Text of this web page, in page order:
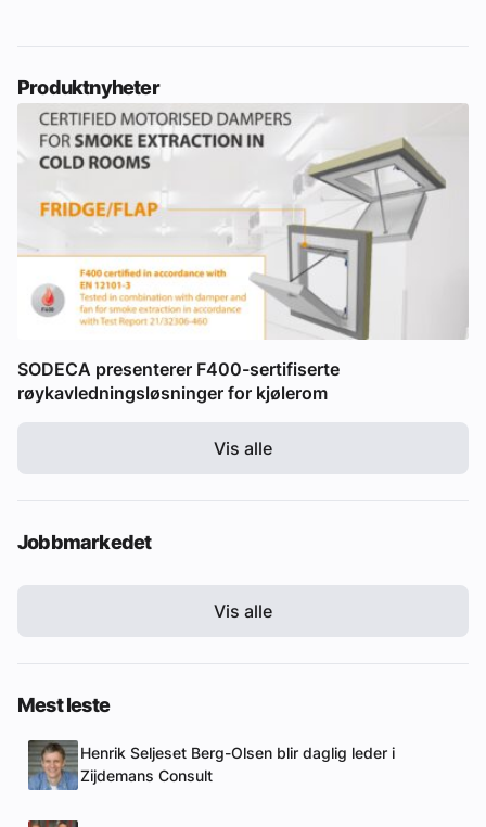
Produktnyheter
SODECA presenterer F400-sertifiserte
røykavledningsløsninger for kjølerom
Vis alle
Jobbmarkedet
Vis alle
Mest leste
Henrik Seljeset Berg-Olsen blir daglig leder i
Zijdemans Consult